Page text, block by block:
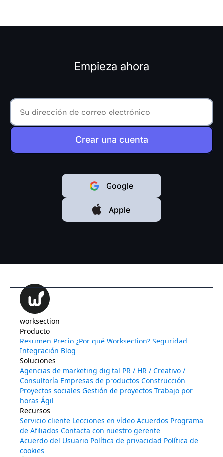
Empieza ahora
Crear una cuenta
Google
Apple
worksection
Producto
Resumen Precio ¿Por qué Worksection? Seguridad
Integración Blog
Soluciones
Agencias de marketing digital PR / HR / Creativo /
Consultoría Empresas de productos Construcción
Proyectos sociales Gestión de proyectos Trabajo por
horas Ágil
Recursos
Servicio cliente Lecciones en vídeo Acuerdos Programa
de Afiliados Contacta con nuestro gerente
Acuerdo del Usuario Política de privacidad Política de
cookies